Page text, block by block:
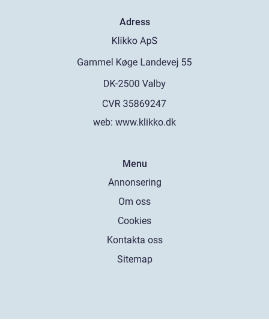
Adress
web: www.klikko.dk
Menu
Annonsering
Om oss
Cookies
Kontakta oss
Sitemap